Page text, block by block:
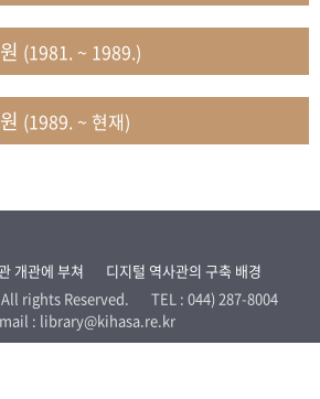
인구가족연구팀
담당실
건강증진팀
빅데이터연구센터
제협력연구실
(1981. ~ 1989.)
(1989. ~ 현재)
개관에 부쳐
디지털 역사관의 구축 배경
rights Reserved.
TEL : 044) 287-8004
: library@kihasa.re.kr